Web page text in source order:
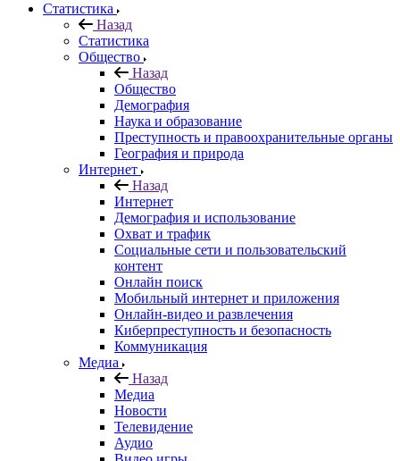
Статистика
Назад
Статистика
Общество
Назад
Общество
Демография
Наука и образование
Преступность и правоохранительные органы
География и природа
Интернет
Назад
Интернет
Демография и использование
Охват и трафик
Социальные сети и пользовательский
контент
Онлайн поиск
Мобильный интернет и приложения
Онлайн-видео и развлечения
Киберпреступность и безопасность
Коммуникация
Медиа
Назад
Медиа
Новости
Телевидение
Аудио